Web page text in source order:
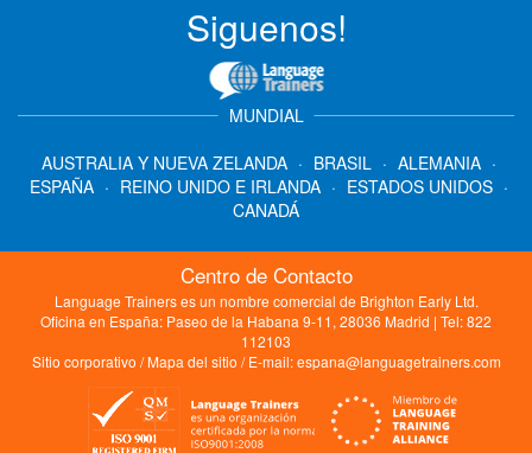
Siguenos!
MUNDIAL
AUSTRALIA Y NUEVA ZELANDA · BRASIL · ALEMANIA ·
ESPAÑA · REINO UNIDO E IRLANDA · ESTADOS UNIDOS ·
CANADÁ
Centro de Contacto
Language Trainers es un nombre comercial de Brighton Early Ltd.
Oficina en España: Paseo de la Habana 9-11, 28036 Madrid | Tel: 822
112103
Sitio corporativo /Mapa del sitio / E-mail:espana@languagetrainers.com